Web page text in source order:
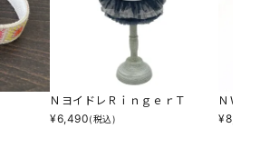
ＮヨイドレＲｉｎｇｅｒＴ
¥6,490(税込)
ＮＷＡ
¥8,624